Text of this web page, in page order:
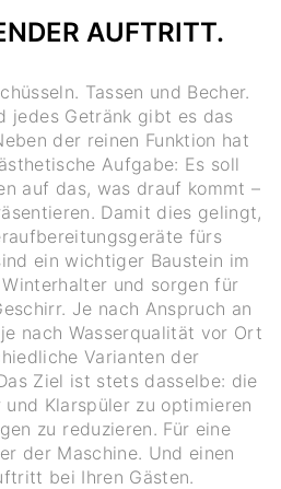
AUFTRITT.
Tassen und Becher.
jedes Getränk gibt es das
der reinen Funktion hat
Aufgabe: Es soll
auf das, was drauf kommt –
Damit dies gelingt,
fürs
ein wichtiger Baustein im
und sorgen für
Je nach Anspruch an
nach Wasserqualität vor Ort
Varianten der
Ziel ist stets dasselbe: die
Klarspüler zu optimieren
zu reduzieren. Für eine
der Maschine. Und einen
bei Ihren Gästen.